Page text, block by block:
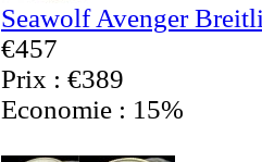
Seawolf Avenger
€457
Prix : €389
Economie : 15%